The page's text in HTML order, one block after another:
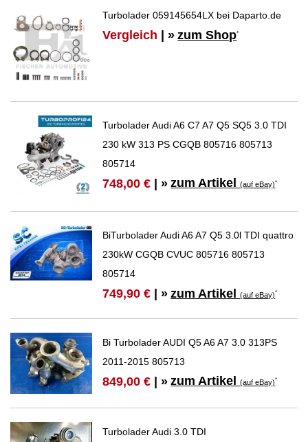
Turbolader 059145654LX bei Daparto.de
Vergleich | » zum Shop*
Turbolader Audi A6 C7 A7 Q5 SQ5 3.0 TDI
230 kW 313 PS CGQB 805716 805713
805714
748,00 € | » zum Artikel(auf eBay)*
BiTurbolader Audi A6 A7 Q5 3.0l TDI quattro
230kW CGQB CVUC 805716 805713
805714
749,90 € | » zum Artikel(auf eBay)*
Bi Turbolader AUDI Q5 A6 A7 3.0 313PS
2011-2015 805713
849,00 € | » zum Artikel(auf eBay)*
Turbolader Audi 3.0 TDI